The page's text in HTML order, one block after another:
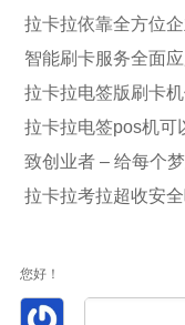
拉卡拉依靠全方位
智能刷卡服务全面
拉卡拉电签版刷卡
拉卡拉电签pos机可
致创业者 – 给每个
拉卡拉考拉超收安
您好！